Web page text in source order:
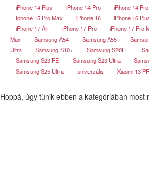
iPhone 14 Plus
iPhone 14 Pro iPhone 14
Iphone 15 Pro Max
iPhone 16 iPhone 16
iPhone 17 Air
iPhone 17 Pro iPhone 17 Pro
Max
Samsung A54 Samsung A55
Ultra
Samsung S10+ Samsung S20FE
Samsung S23 FE
Samsung S23 Ultra
Samsung S25 Ultra
univerzális Xiaomi 13
Hoppá, úgy tűnik ebben a kategóriában most